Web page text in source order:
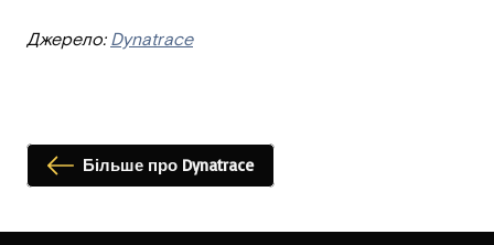
Джерело: Dynatrace
Більше про Dynatrace